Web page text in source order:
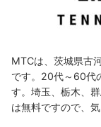
MTCは、茨城県古
です。20代～60代
す。埼玉、栃木、
は無料ですので、